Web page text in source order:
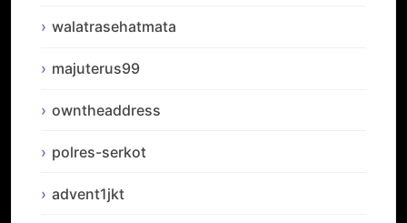
walatrasehatmata
majuterus99
owntheaddress
polres-serkot
advent1jkt